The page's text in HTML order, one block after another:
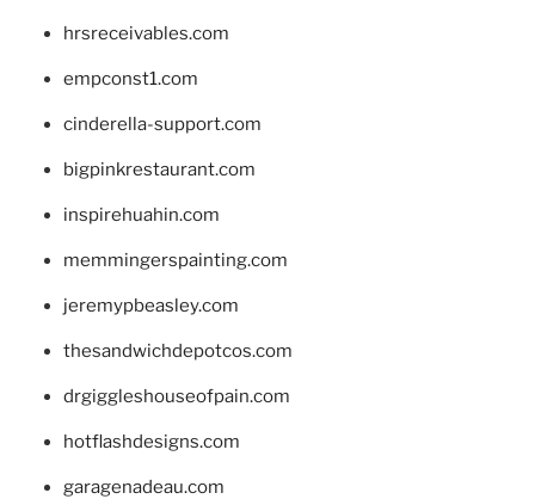
hrsreceivables.com
empconst1.com
cinderella-support.com
bigpinkrestaurant.com
inspirehuahin.com
memmingerspainting.com
jeremypbeasley.com
thesandwichdepotcos.com
drgiggleshouseofpain.com
hotflashdesigns.com
garagenadeau.com